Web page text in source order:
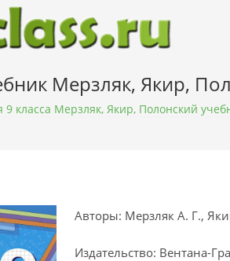
Мерзляк, Якир,
9 класса Мерзляк, Якир, Полонский
Авторы: Мерзляк А. Г.,
Издательство: Вентана-